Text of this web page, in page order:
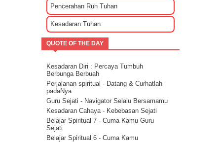
Kekuatan Hati Kunci Langgengnya Suatu
Hubungan
Mencari Cinta Sejati Untuk Masa Depan
Mencari Arti Cinta Sejati Dalam Sebuah
Hubungan
Cara Menenangkan Pikiran Saat Galau
Menghapuskan Energi Negatif
Cara Mengatasi Depresi Menggunakan
Energi
Energi Kasih Sayang - Tehnik Double Pink
Pencerahan Ruh Tuhan
Kesadaran Tuhan
QUOTE OF THE DAY
Kesadaran Diri : Percaya Tumbuh
Berbunga Berbuah
Perjalanan spiritual - Datang & Curhatlah
padaNya
Guru Sejati - Navigator Selalu Bersamamu
Kesadaran Cahaya - Kebebasan Sejati
Belajar Spiritual 7 - Cuma Kamu Guru
Sejati
Belajar Spiritual 6 - Cuma Kamu